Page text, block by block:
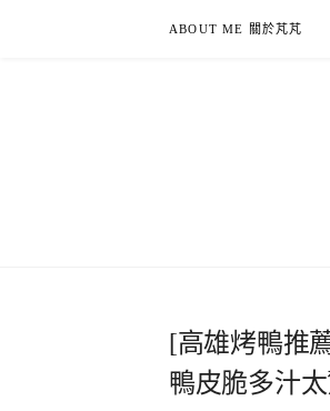
ABOUT ME 關於芃芃
[高雄烤鴨推
鴨皮脆多汁